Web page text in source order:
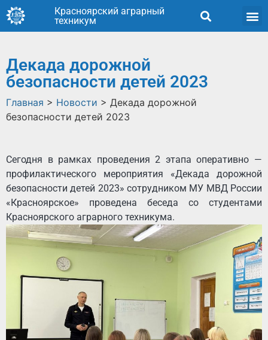
Красноярский аграрный
техникум
Декада дорожной
безопасности детей 2023
Главная > Новости > Декада дорожной
безопасности детей 2023
Сегодня в рамках проведения 2 этапа оперативно —
профилактического мероприятия «Декада дорожной
безопасности детей 2023» сотрудником МУ МВД России
«Красноярское» проведена беседа со студентами
Красноярского аграрного техникума.